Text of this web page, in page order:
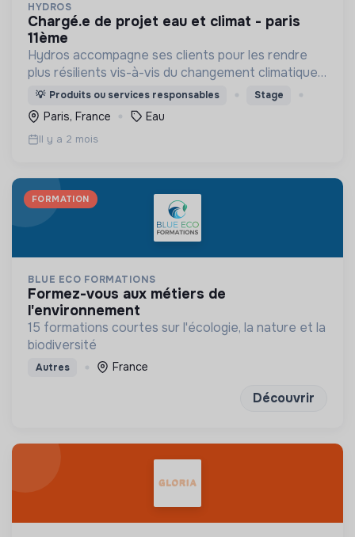
HYDROS
chargé.e de projet eau et climat - paris
11ème
Hydros accompagne ses clients pour les rendre
plus résilients vis-à-vis du changement climatique
et de la raréfaction de la ressource eau.
💡 Produits ou services responsables Stage
Paris, France Eau
Il y a 2 mois
FORMATION
BLUE ECO FORMATIONS
formez-vous aux métiers de
l'environnement
15 formations courtes sur l'écologie, la nature et la
biodiversité
Autres France
Découvrir